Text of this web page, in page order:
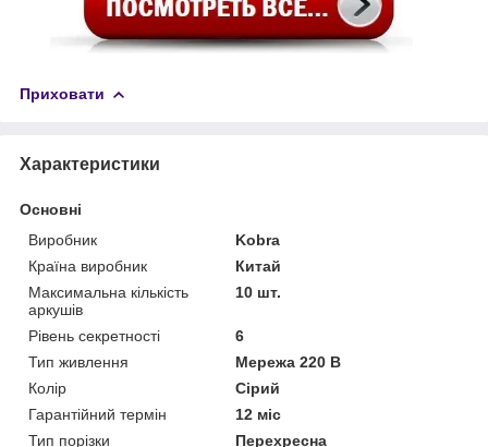
Приховати
Характеристики
Основні
Виробник
Kobra
Країна виробник
Китай
Максимальна кількість
аркушів
10 шт.
Рівень секретності
6
Тип живлення
Мережа 220 В
Колір
Сірий
Гарантійний термін
12 міс
Тип порізки
Перехресна